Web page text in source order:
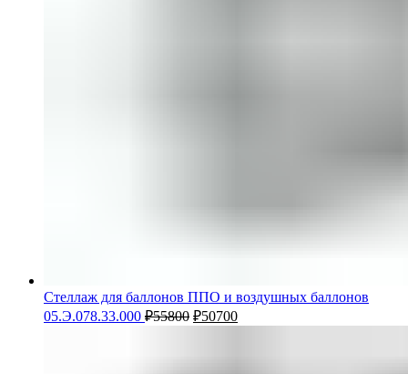
Стеллаж для баллонов ППО и воздушных баллонов
05.Э.078.33.000 ₽55800 ₽50700